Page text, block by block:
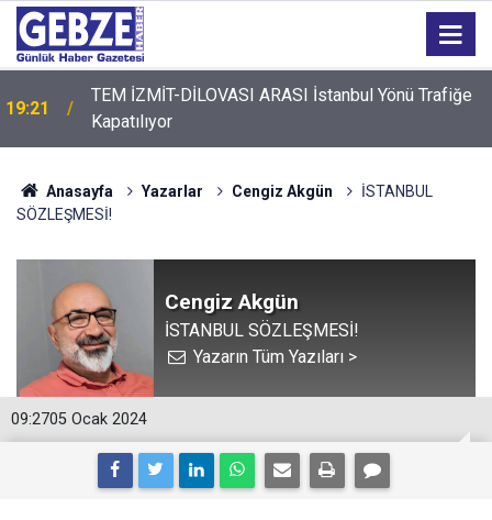
19:20 GTO'dan Üyelerine Ticari Fırsat
Anasayfa Yazarlar Cengiz Akgün
İSTANBUL
SÖZLEŞMESİ!
Cengiz Akgün
İSTANBUL SÖZLEŞMESİ!
Yazarın Tüm Yazıları >
09:2705 Ocak 2024